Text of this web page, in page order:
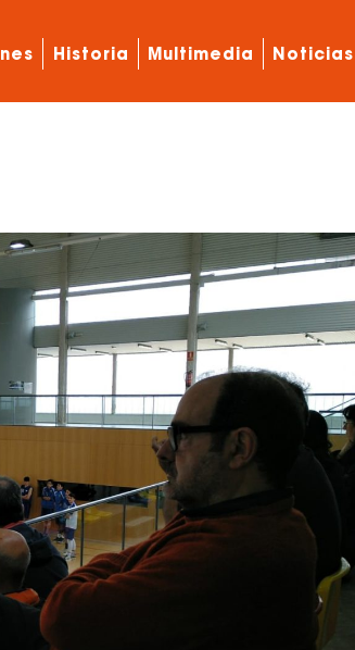
Historia Multimedia Noticias